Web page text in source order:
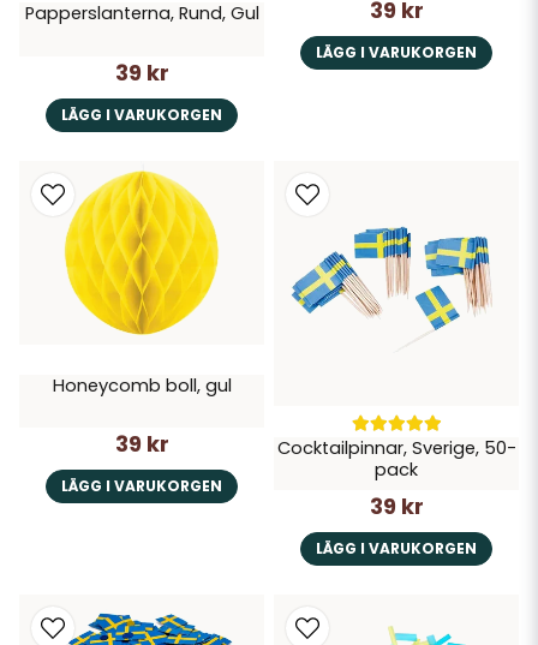
Papperslanterna, Rund, Gul
39 kr
LÄGG I VARUKORGEN
39 kr
LÄGG I VARUKORGEN
Honeycomb boll, gul
39 kr
LÄGG I VARUKORGEN
Cocktailpinnar, Sverige, 50-
pack
39 kr
LÄGG I VARUKORGEN